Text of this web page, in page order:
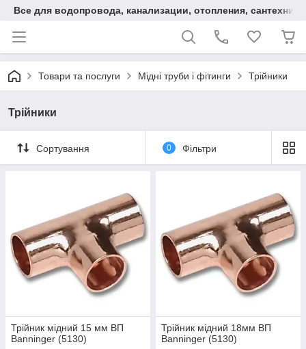
Все для водопровода, канализации, отопления, сантехники
Товари та послуги Мідні труби і фітинги Трійники
Трійники
Сортування 0 Фільтри
Трійник мідний 15 мм ВП
Banninger (5130)
Трійник мідний 18мм ВП
Banninger (5130)